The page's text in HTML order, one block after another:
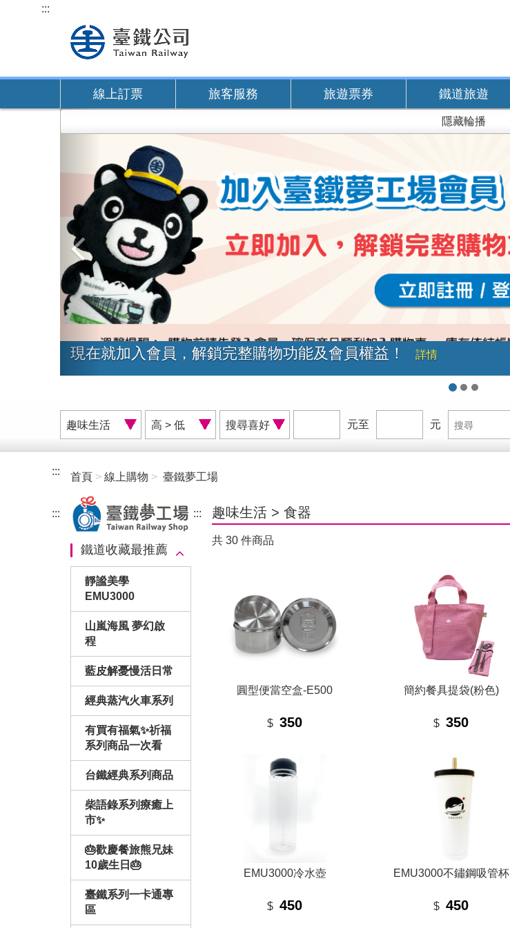
內
:::
線上訂票 旅客服務 旅遊票券 鐵道旅遊
臺鐵夢工場網路商店會員福利再升級！現在就加入臺鐵會員享福利
片
商
品
分
價
格
排
搜
尋
喜
位
元至
位
元
搜
尋
::: 首頁 線上購物 臺鐵夢工場
:::
鐵道收藏最推薦
靜謐美學
EMU3000
山嵐海風 夢幻啟
程
藍皮解憂慢活日常
經典蒸汽火車系列
有買有福氣✨祈福
系列商品一次看
台鐵經典系列商品
柴語錄系列療癒上
市✨
🎂歡慶餐旅熊兄妹
10歲生日🎂
臺鐵系列一卡通專
區
::: 趣味生活 > 食器
共 30 件商品
圓型便當空盒-E500
$ 350
簡約餐具提袋(粉色)
$ 350
EMU3000冷水壺
$ 450
EMU3000不鏽鋼吸管杯
$ 450